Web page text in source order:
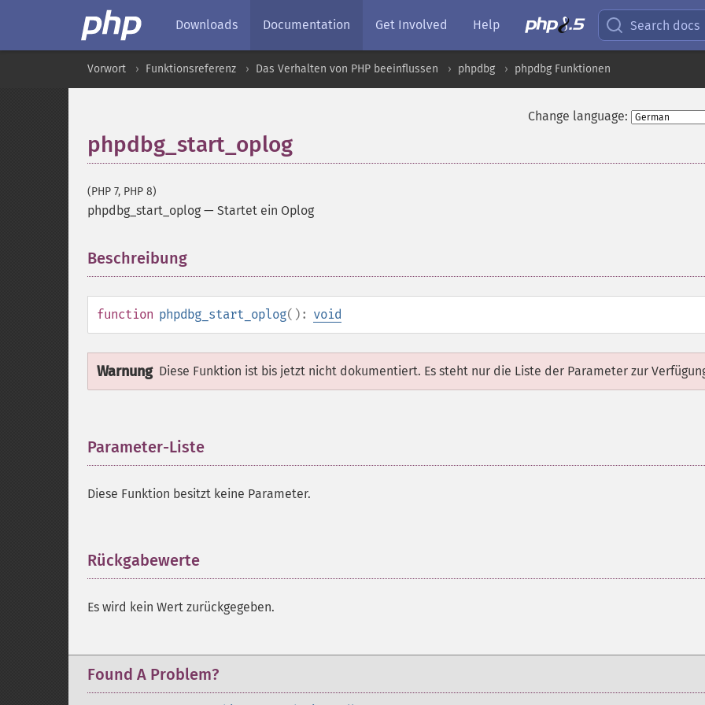
Downloads Documentation Get Involved Help Search docs
Vorwort Funktionsreferenz Das Verhalten von PHP beeinflussen phpdbg phpdbg Funktionen
Change language:
phpdbg_start_oplog
(PHP 7, PHP 8)
phpdbg_start_oplog — Startet ein Oplog
Beschreibung
function phpdbg_start_oplog(): void
Warnung Diese Funktion ist bis jetzt nicht dokumentiert. Es steht nur die Liste der Parameter zur
Parameter-Liste
Diese Funktion besitzt keine Parameter.
Rückgabewerte
Es wird kein Wert zurückgegeben.
Found A Problem?